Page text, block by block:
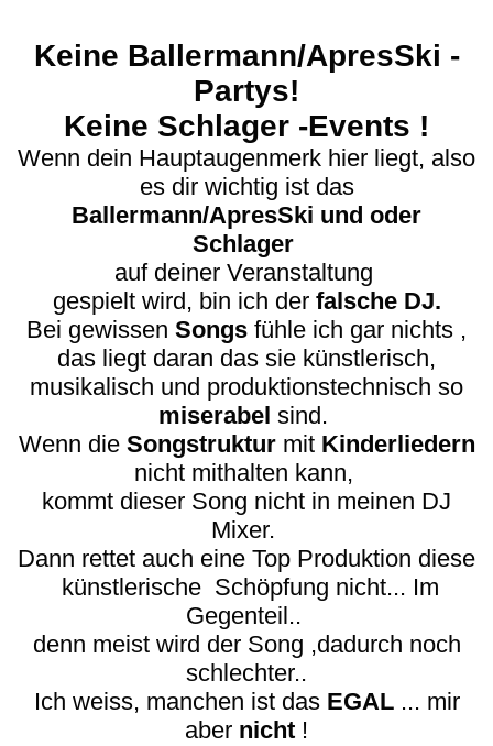
Keine Ballermann/ApresSki -
Partys!
Keine Schlager -Events !
Wenn dein Hauptaugenmerk hier liegt, also
es dir wichtig ist das
Ballermann/ApresSki und oder
Schlager
auf deiner Veranstaltung
gespielt wird, bin ich der falsche DJ.
Bei gewissen Songs fühle ich gar nichts ,
das liegt daran das sie künstlerisch,
musikalisch und produktionstechnisch so
miserabel sind.
Wenn die Songstrukturmit Kinderliedern
nicht mithalten kann,
kommt dieser Song nicht in meinen DJ
Mixer.
Dann rettet auch eine Top Produktion diese
künstlerische Schöpfung nicht... Im
Gegenteil..
denn meist wird der Song ,dadurch noch
schlechter..
Ich weiss, manchen ist das EGAL... mir
aber nicht !